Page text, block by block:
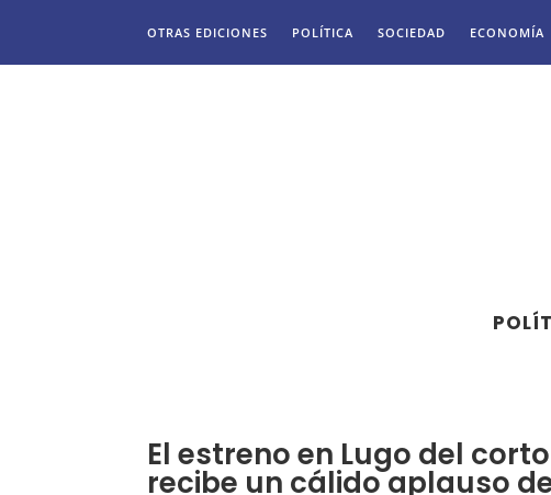
OTRAS EDICIONES POLÍTICA SOCIEDAD ECONOMÍA
El estreno en Lugo del
recibe un cálido aplauso